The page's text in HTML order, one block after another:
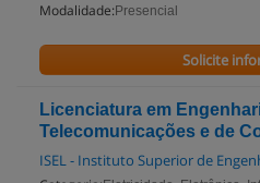
Modalidade: Presencial
Solicite
Licenciatura em
Telecomunicações e de
ISEL - Instituto Superior de